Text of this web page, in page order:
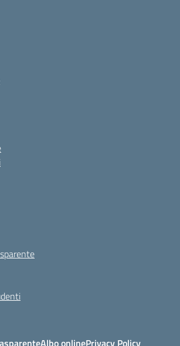
Albo onlinePrivacy Policy